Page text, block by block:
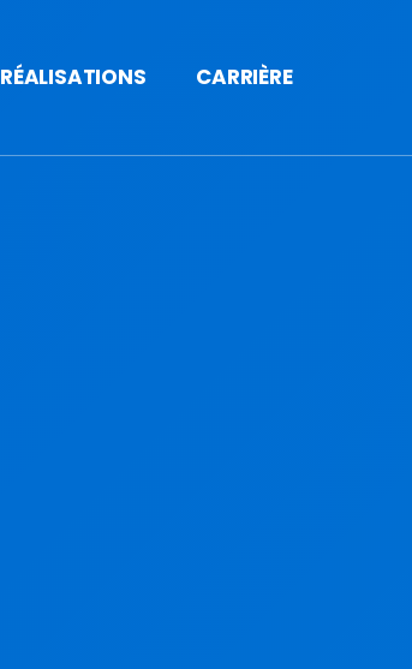
RÉALISATIONS CARRIÈRE